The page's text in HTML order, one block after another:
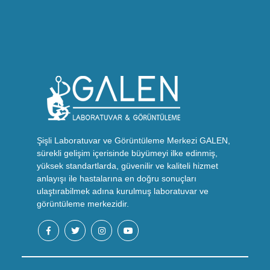
Şişli Laboratuvar ve Görüntüleme Merkezi GALEN,
sürekli gelişim içerisinde büyümeyi ilke edinmiş,
yüksek standartlarda, güvenilir ve kaliteli hizmet
anlayışı ile hastalarına en doğru sonuçları
ulaştırabilmek adına kurulmuş laboratuvar ve
görüntüleme merkezidir.